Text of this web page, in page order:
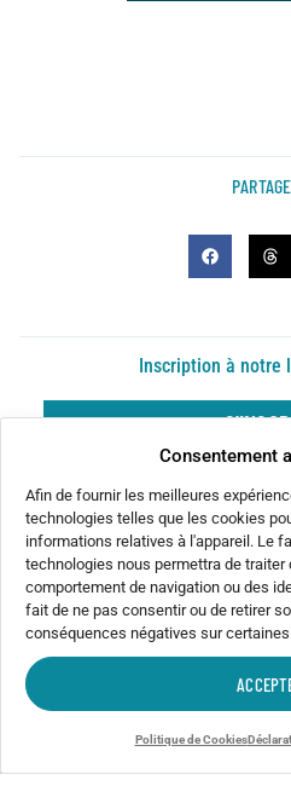
Consentement
Afin de fournir les meilleures
technologies telles que les cookies
informations relatives à l'appareil. Le
technologies nous permettra de traiter
comportement de navigation ou des
fait de ne pas consentir ou de retirer
conséquences négatives sur
Politique de Cookies
Inscription à notre
© 2026 Le Vent